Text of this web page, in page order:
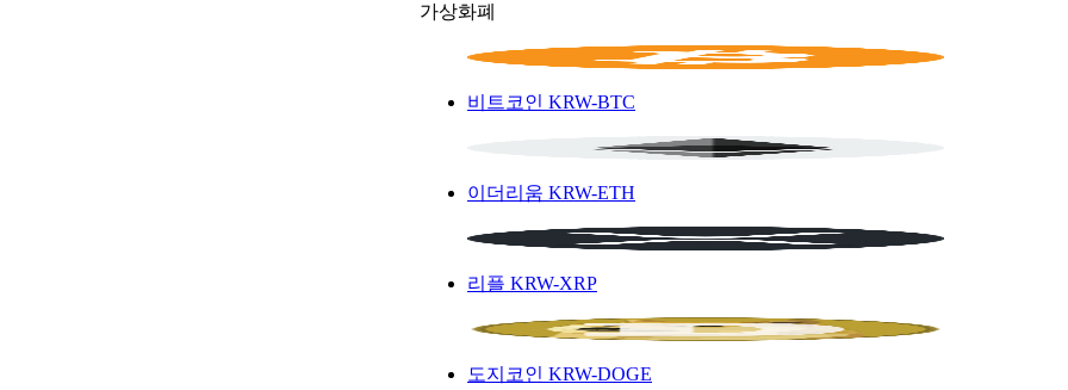
가상화폐
비트코인 KRW-BTC
이더리움 KRW-ETH
리플 KRW-XRP
도지코인 KRW-DOGE